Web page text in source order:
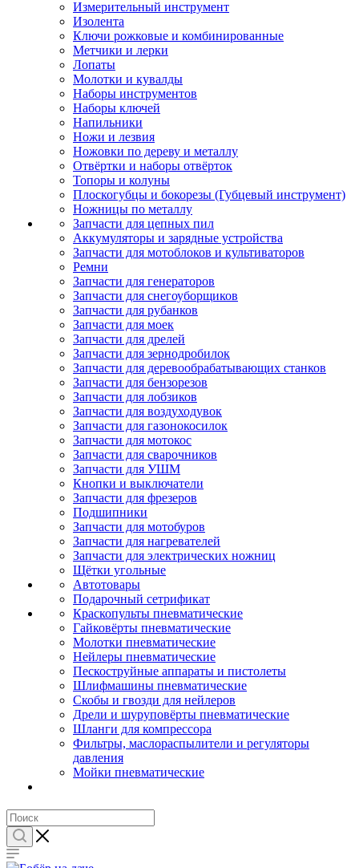
Измерительный инструмент
Изолента
Ключи рожковые и комбинированные
Метчики и лерки
Лопаты
Молотки и кувалды
Наборы инструментов
Наборы ключей
Напильники
Ножи и лезвия
Ножовки по дереву и металлу
Отвёртки и наборы отвёрток
Топоры и колуны
Плоскогубцы и бокорезы (Губцевый инструмент)
Ножницы по металлу
Запчасти для цепных пил
Аккумуляторы и зарядные устройства
Запчасти для мотоблоков и культиваторов
Ремни
Запчасти для генераторов
Запчасти для снегоуборщиков
Запчасти для рубанков
Запчасти для моек
Запчасти для дрелей
Запчасти для зернодробилок
Запчасти для деревообрабатывающих станков
Запчасти для бензорезов
Запчасти для лобзиков
Запчасти для воздуходувок
Запчасти для газонокосилок
Запчасти для мотокос
Запчасти для сварочников
Запчасти для УШМ
Кнопки и выключатели
Запчасти для фрезеров
Подшипники
Запчасти для мотобуров
Запчасти для нагревателей
Запчасти для электрических ножниц
Щётки угольные
Автотовары
Подарочный сетрификат
Краскопульты пневматические
Гайковёрты пневматические
Молотки пневматические
Нейлеры пневматические
Пескоструйные аппараты и пистолеты
Шлифмашины пневматические
Скобы и гвозди для нейлеров
Дрели и шуруповёрты пневматические
Шланги для компрессора
Фильтры, маслораспылители и регуляторы
давления
Мойки пневматические